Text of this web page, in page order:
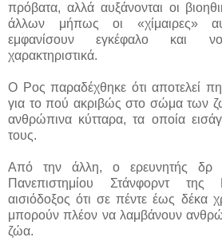
πρόβατα, αλλά αυξάνονται οι
άλλων μήπως οι «χίμαιρες»
εμφανίσουν εγκέφαλο και
χαρακτηριστικά.
Ο Ρος παραδέχθηκε ότι αποτελεί
για το πού ακριβώς στο σώμα των
ανθρώπινα κύτταρα, τα οποία
τους.
Από την άλλη, ο ερευνητής δρ
Πανεπιστημίου Στάνφορντ της
αισιόδοξος ότι σε πέντε έως δέκα
μπορούν πλέον να λαμβάνουν
ζώα.